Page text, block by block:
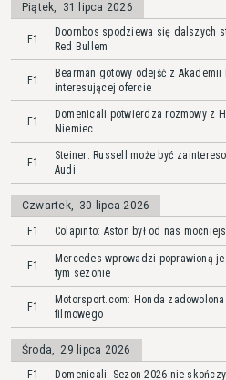
Piątek, 31 lipca 2026
F1
Doornbos spodziewa się dalszych
Red Bullem
F1
Bearman gotowy odejść z
interesującej ofercie
F1
Domenicali potwierdza rozmowy z
Niemiec
F1
Steiner: Russell może być
Audi
Czwartek, 30 lipca 2026
F1
Colapinto: Aston był od nas
F1
Mercedes wprowadzi poprawioną
tym sezonie
F1
Motorsport.com: Honda
filmowego
Środa
29 lipca 2026
F1
Domenicali: Sezon 2026 nie